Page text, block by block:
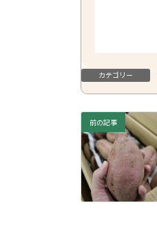
カテゴリー
前の記事